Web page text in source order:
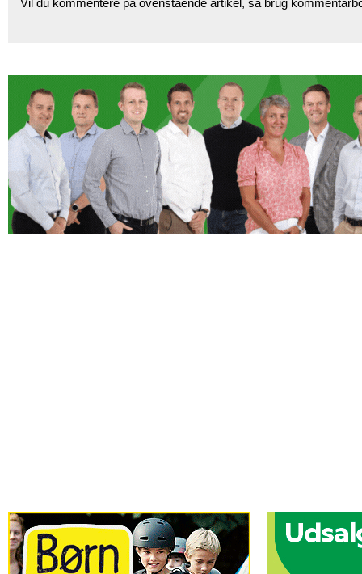
Vil du kommentere på ovenstående artikel, så brug